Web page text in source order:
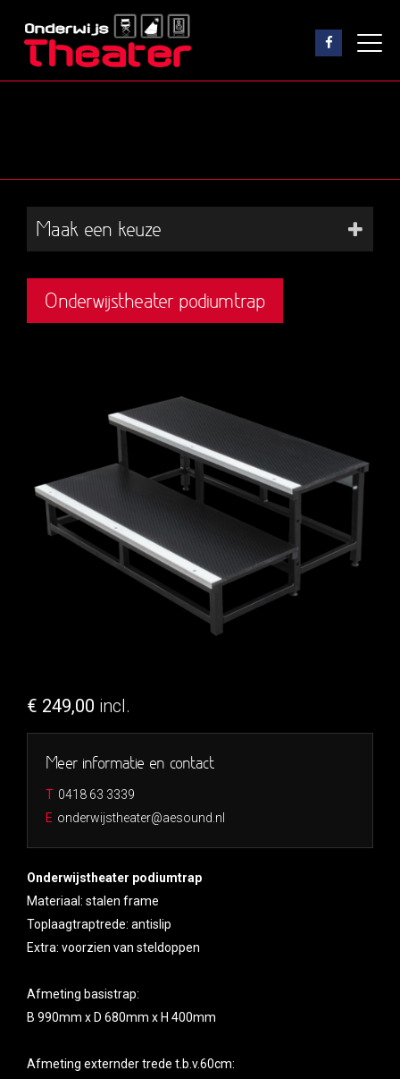
Maak een keuze
Onderwijstheater podiumtrap
€ 249,00 incl.
Meer informatie en contact
T 0418 63 3339
E onderwijstheater@aesound.nl
Onderwijstheater podiumtrap
Materiaal: stalen frame
Toplaagtraptrede: antislip
Extra: voorzien van steldoppen
Afmeting basistrap:
B 990mm x D 680mm x H 400mm
Afmeting externder trede t.b.v.60cm: